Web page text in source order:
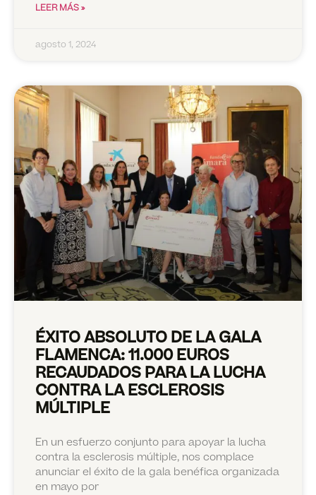
LEER MÁS »
agosto 1, 2024
ÉXITO ABSOLUTO DE LA GALA
FLAMENCA: 11.000 EUROS
RECAUDADOS PARA LA LUCHA
CONTRA LA ESCLEROSIS
MÚLTIPLE
En un esfuerzo conjunto para apoyar la lucha
contra la esclerosis múltiple, nos complace
anunciar el éxito de la gala benéfica organizada
en mayo por